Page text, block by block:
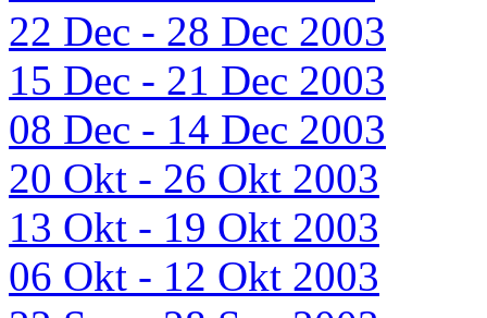
22 Dec - 28 Dec 2003
15 Dec - 21 Dec 2003
08 Dec - 14 Dec 2003
20 Okt - 26 Okt 2003
13 Okt - 19 Okt 2003
06 Okt - 12 Okt 2003